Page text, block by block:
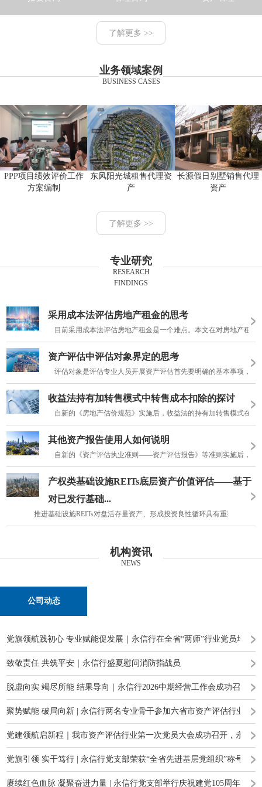
了解更多 >>
业务领域案例
BUSINESS CASES
PPP项目绩效评价工作
方案编制
东风阳光城租售代理资
产
长源假日别墅销售代理
资产
了解更多 >>
专业研究
RESEARCH
FINDINGS
采用成本法评估房地产租金的思考
目前采用成本法评估房地产租金是一个难点。本文在对房地产租
资产评估中评估对象界定的思考
评估对象是评估专业人员开展资产评估首先要明确的基本事项，
收益法持有加转售模式中转售成本扣除的探讨
自新的《房地产估价规范》实施后，收益法的持有加转售模式在
其他资产报告使用人如何说明
自新的《资产评估执业准则——资产评估报告》等准则实施后，资
产权类基础设施REITs底层资产价值评估——基于
对已发行基础...
推进基础设施REITs对盘活存量资产、形成投资良性循环具有重要意义。
机构资讯
NEWS
公司动态
党旗领航践初心 专业赋能促发展｜永信行在全省“两师”行业党员培训
致敬责任 共筑平安｜永信行盛夏慰问消防指战员
脱虚向实 竭尽所能 结果导向｜永信行2026中期经营工作会成功召开
聚势赋能 破局向新 | 永信行两名专业骨干参加六省市资产评估行业高
党建领航启新程｜我市资产评估行业第一次党员大会成功召开，永信
党旗引领 实干笃行 | 永信行党支部荣获“全省先进基层党组织”称号
赓续红色血脉 凝聚奋进力量 | 永信行党支部举行庆祝建党105周年主题